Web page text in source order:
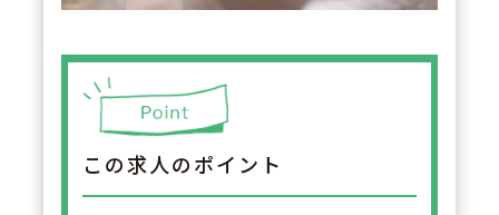
この求人のポイント